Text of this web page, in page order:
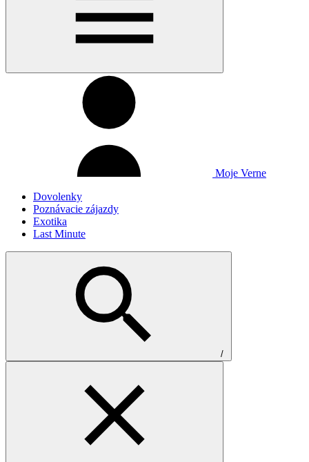
Moje Verne
Dovolenky
Poznávacie zájazdy
Exotika
Last Minute
/